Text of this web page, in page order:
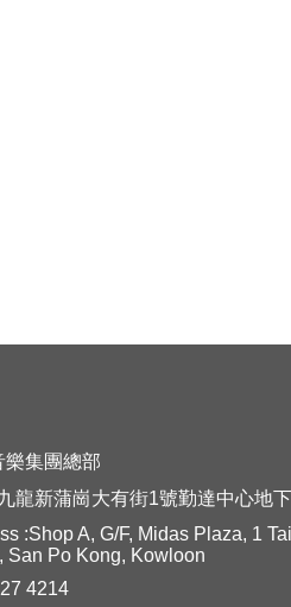
樂集團總部
龍新蒲崗大有街1號勤達中心地
:Shop A, G/F, Midas Plaza, 1
San Po Kong, Kowloon
4214